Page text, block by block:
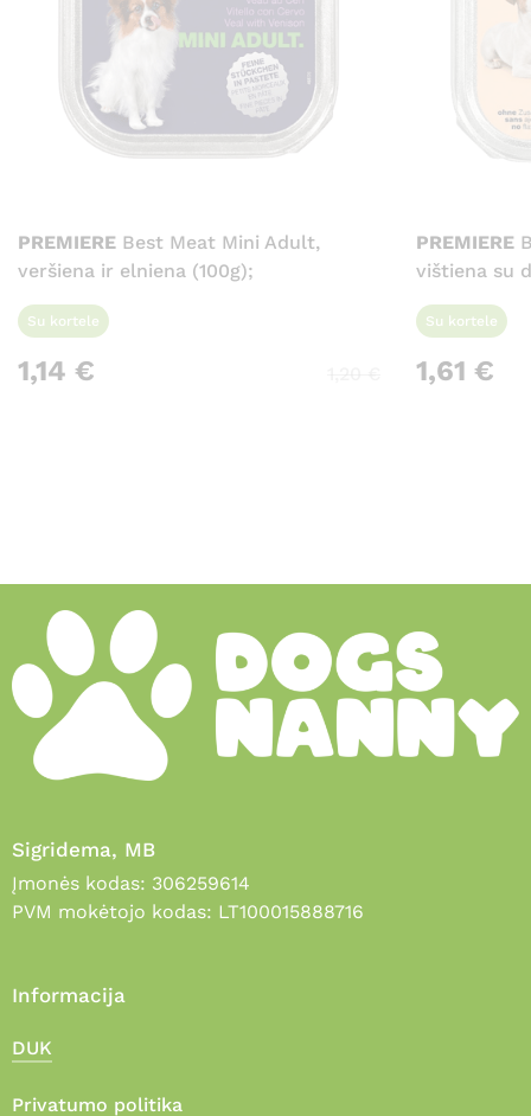
PREMIERE Best Meat Mini Adult,
veršiena ir elniena (100g);
Su kortele
1,14 €
PREMIERE
vištiena su
Su kortele
1,61 €
Sigridema, MB
Įmonės kodas: 306259614
PVM mokėtojo kodas: LT100015888716
Informacija
DUK
Privatumo politika